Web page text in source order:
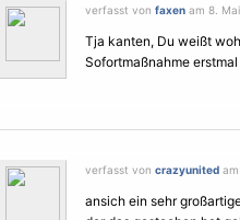
verfasst von faxen am 8.
Tja kanten, Du weißt
Sofortmaßnahme
verfasst von crazyunited
ansich ein sehr